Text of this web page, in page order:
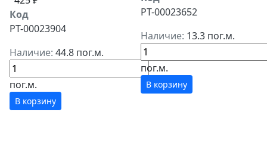
Код
РТ-00023904
Наличие: 44.8 пог.м.
пог.м.
В корзину
РТ-00023652
Наличие: 13.3 пог.м.
пог.м.
В корзину